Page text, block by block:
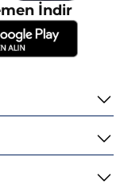
İndir